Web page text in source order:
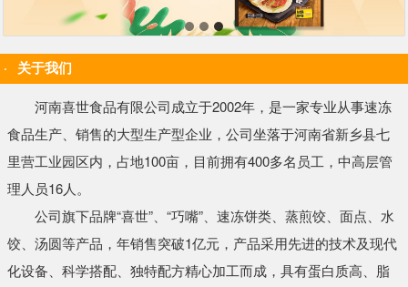
关于我们
河南喜世食品有限公司成立于2002年，是一家专业从事速冻
食品生产、销售的大型生产型企业，公司坐落于河南省新乡县七
里营工业园区内，占地100亩，目前拥有400多名员工，中高层管
理人员16人。
公司旗下品牌“喜世”、“巧嘴”、速冻饼类、蒸煎饺、面点、水
饺、汤圆等产品，年销售突破1亿元，产品采用先进的技术及现代
化设备、科学搭配、独特配方精心加工而成，具有蛋白质高、脂